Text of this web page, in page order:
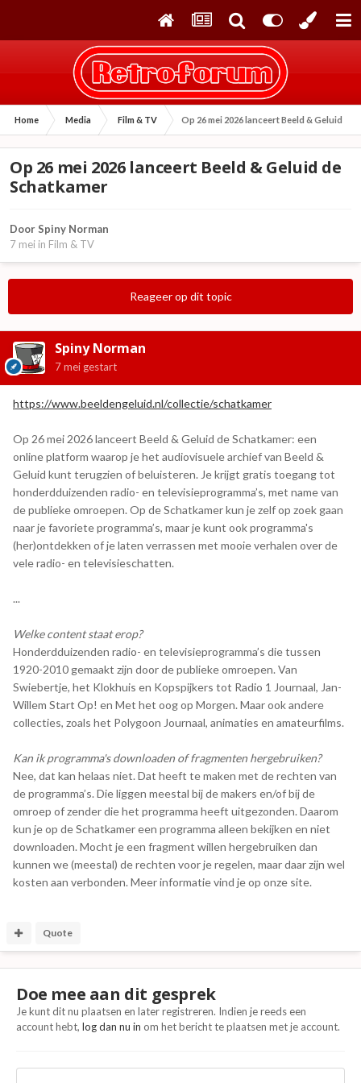
Home Media Film & TV Op 26 mei 2026 lanceert Beeld & Geluid de
Op 26 mei 2026 lanceert Beeld & Geluid de
Schatkamer
DoorSpiny Norman
7 mei in Film & TV
Reageer op dit topic
Spiny Norman
7 mei gestart
https://www.beeldengeluid.nl/collectie/schatkamer
Op 26 mei 2026 lanceert Beeld & Geluid de Schatkamer: een
online platform waarop je het audiovisuele archief van Beeld &
Geluid kunt terugzien of beluisteren. Je krijgt gratis toegang tot
honderdduizenden radio- en televisieprogramma’s, met name van
de publieke omroepen. Op de Schatkamer kun je zelf op zoek gaan
naar je favoriete programma’s, maar je kunt ook programma's
(her)ontdekken of je laten verrassen met mooie verhalen over de
vele radio- en televisieschatten.
...
Welke content staat erop?
Honderdduizenden radio- en televisieprogramma’s die tussen
1920-2010 gemaakt zijn door de publieke omroepen. Van
Swiebertje, het Klokhuis en Kopspijkers tot Radio 1 Journaal, Jan-
Willem Start Op! en Met het oog op Morgen. Maar ook andere
collecties, zoals het Polygoon Journaal, animaties en amateurfilms.
Kan ik programma's downloaden of fragmenten hergebruiken?
Nee, dat kan helaas niet. Dat heeft te maken met de rechten van
de programma’s. Die liggen meestal bij de makers en/of bij de
omroep of zender die het programma heeft uitgezonden. Daarom
kun je op de Schatkamer een programma alleen bekijken en niet
downloaden. Mocht je een fragment willen hergebruiken dan
kunnen we (meestal) de rechten voor je regelen, maar daar zijn wel
kosten aan verbonden. Meer informatie vind je op onze site.
Quote
Doe mee aan dit gesprek
Je kunt dit nu plaatsen en later registreren. Indien je reeds een
account hebt, log dan nu in om het bericht te plaatsen met je account.